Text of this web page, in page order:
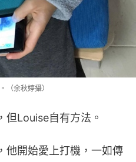
（余秋婷攝）
但Louise自有方法。
他開始愛上打機，一如傳